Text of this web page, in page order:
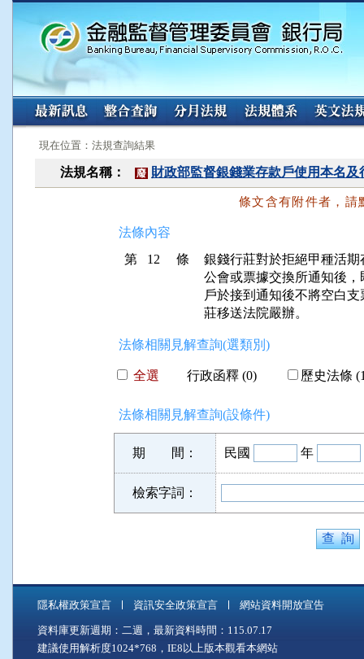
:::
現在位置：法規查詢結果
法規名稱： 廢 財政部監督銀錢業存款戶使用本名及
條文含有附件者，請
法條內容
第 12 條
銀錢行莊對於拒絕甲種活
公會或票據交換所通知後
戶於接到通知後不將空白
法條相關見解查詢(選類別)
全選 行政函釋 (0) 歷史法條
法條相關見解查詢(設條件)
期 間： 民國 年
檢索字詞：
隱私權政策宣言 資訊安全政策宣言 網站資料開放宣告
資料庫更新週期：二週，最新資料時間：115.07.17
建議使用解析度1024*768，IE8以上版本觀看本網站